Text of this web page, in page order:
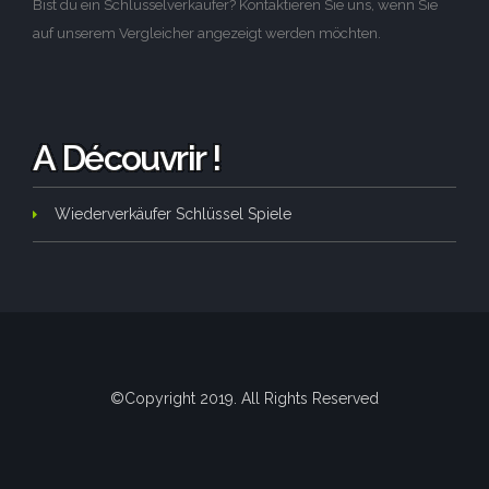
Bist du ein Schlüsselverkäufer? Kontaktieren Sie uns, wenn Sie
auf unserem Vergleicher angezeigt werden möchten.
A Découvrir !
Wiederverkäufer Schlüssel Spiele
©Copyright 2019. All Rights Reserved